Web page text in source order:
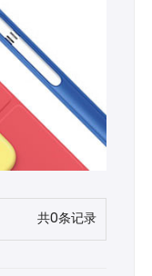
共0条记录